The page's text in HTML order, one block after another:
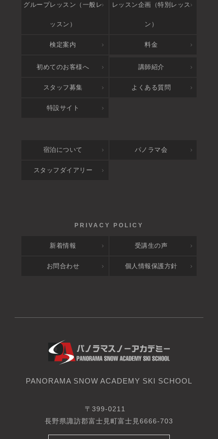
グループレッスン（一般レ
ッスン）
レッスン企画（特別レッス
ン）
検定案内 料金
アクセス
初めてのお客様へ 講師紹介
スタッフ募集 よくある質問
特設サイト
宿泊について パノラマ会
スタッフダイアリー
新着情報 受講生の声
お問合わせ 個人情報保護方針
PANORAMA SNOW ACADEMY SKI SCHOOL
〒399-0211
長野県諏訪郡富士見町富士見6666-703